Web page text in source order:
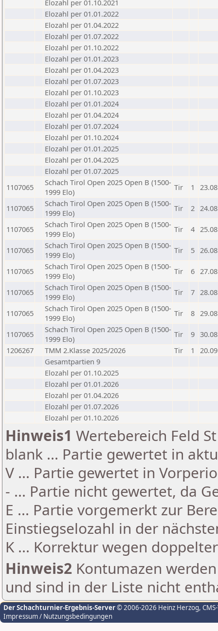
Elozahl per 01.10.2021
Elozahl per 01.01.2022
Elozahl per 01.04.2022
Elozahl per 01.07.2022
Elozahl per 01.10.2022
Elozahl per 01.01.2023
Elozahl per 01.04.2023
Elozahl per 01.07.2023
Elozahl per 01.10.2023
Elozahl per 01.01.2024
Elozahl per 01.04.2024
Elozahl per 01.07.2024
Elozahl per 01.10.2024
Elozahl per 01.01.2025
Elozahl per 01.04.2025
Elozahl per 01.07.2025
1107065
Schach Tirol Open 2025 Open B (1500-
1999 Elo)
Tir 1
1107065
Schach Tirol Open 2025 Open B (1500-
1999 Elo)
Tir 2
1107065
Schach Tirol Open 2025 Open B (1500-
1999 Elo)
Tir 4
1107065
Schach Tirol Open 2025 Open B (1500-
1999 Elo)
Tir 5
1107065
Schach Tirol Open 2025 Open B (1500-
1999 Elo)
Tir 6
1107065
Schach Tirol Open 2025 Open B (1500-
1999 Elo)
Tir 7
1107065
Schach Tirol Open 2025 Open B (1500-
1999 Elo)
Tir 8
1107065
Schach Tirol Open 2025 Open B (1500-
1999 Elo)
Tir 9
1206267
TMM 2.Klasse 2025/2026 Tir 1
Gesamtpartien 9
Elozahl per 01.10.2025
Elozahl per 01.01.2026
Elozahl per 01.04.2026
Elozahl per 01.07.2026
Elozahl per 01.10.2026
Hinweis1 Wertebereich Feld
blank ... Partie gewertet in
V ... Partie gewertet in
- ... Partie nicht gewertet, da
E ... Partie vorgemerkt zur
Einstiegselozahl in der
K ... Korrektur wegen
Hinweis2 Kontumazen
und sind in der Liste nicht
Der Schachturnier-Ergebnis-Server© 2006-2026 Heinz Herzog,
Impressum / Nutzungsbedingungen